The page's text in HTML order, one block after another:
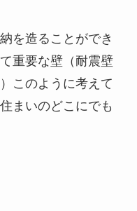
を造ることができ
重要な壁（耐震壁
このように考えて
まいのどこにでも